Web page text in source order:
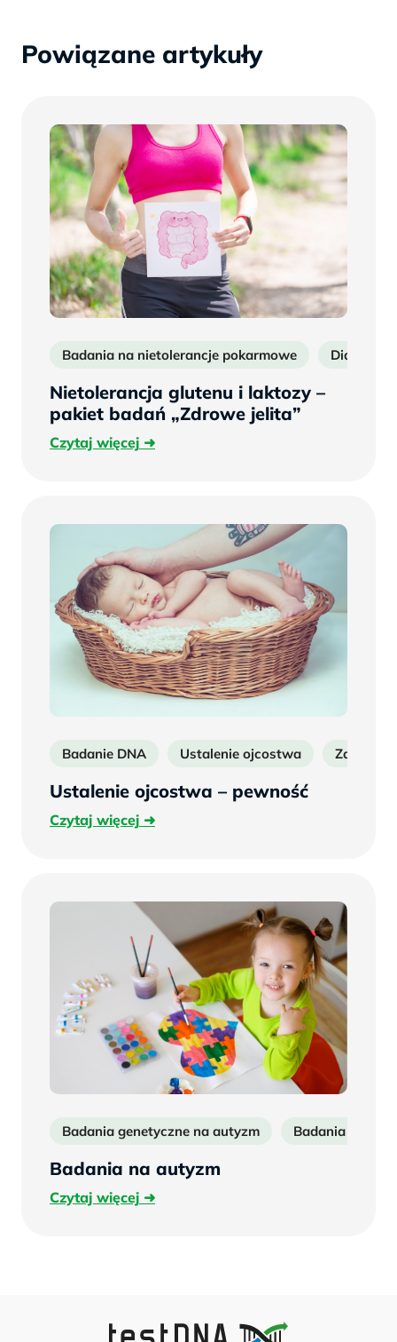
Powiązane artykuły
Badania na nietolerancje pokarmowe
Nietolerancja glutenu i laktozy –
pakiet badań „Zdrowe jelita”
Czytaj więcejCzytaj
Badanie DNA Ustalenie ojcostwa
Ustalenie ojcostwa – pewność
Czytaj więcejCzytaj
Badania genetyczne na autyzm Badania na
Badania na autyzm
Czytaj więcejCzytaj